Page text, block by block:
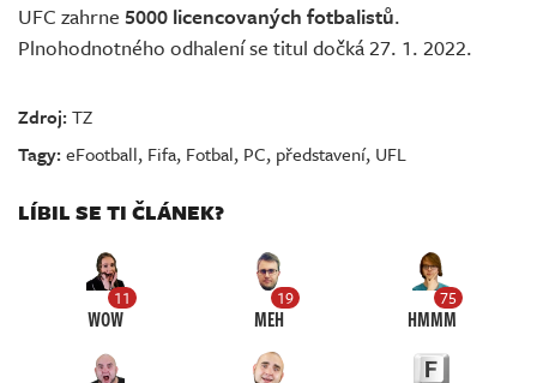
UFC zahrne 5000 licencovaných fotbalistů.
Plnohodnotného odhalení se titul dočká 27. 1. 2022.
Zdroj:TZ
Tagy:eFootball, Fifa, Fotbal, PC, představení, UFL
LÍBIL SE TI ČLÁNEK?
11
WOW
19
MEH
75
HMMM